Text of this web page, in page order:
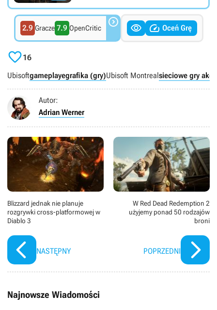
2.9 Gracze 7.9 OpenCritic    Oceń Grę
16
Ubisoftgameplayegrafika (gry)Ubisoft Montrealsieciowe gry akcji
Autor:
Adrian Werner
Blizzard jednak nie planuje
rozgrywki cross-platformowej w
Diablo 3
NASTĘPNY
W Red Dead Redemption 2
użyjemy ponad 50 rodzajów
broni
POPRZEDNI
Najnowsze Wiadomości